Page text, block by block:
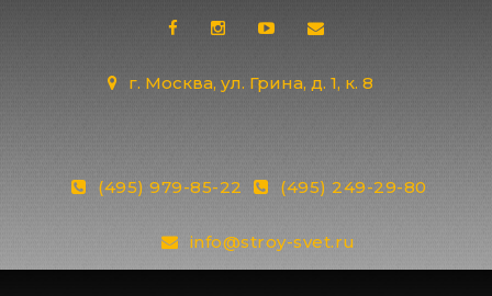
г. Москва, ул. Грина, д. 1, к. 8
(495) 979-85-22 (495) 249-29-80
info@stroy-svet.ru